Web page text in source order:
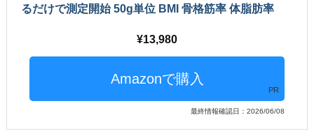
るだけで測定開始 50g単位 BMI 骨格筋率 体脂肪率
13,980
PR
最終情報確認日：2026/06/08